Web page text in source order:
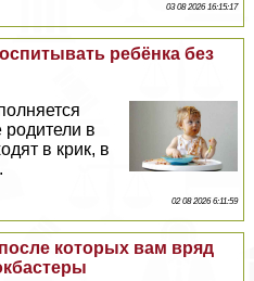
03 08 2026 16:15:17
ребёнка без
в
в крик, в
02 08 2026 6:11:59
которых вам вряд